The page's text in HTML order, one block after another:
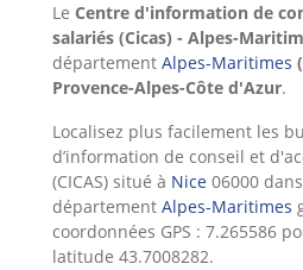
Le Centre d'information de
salariés (Cicas) - Alpes-
département Alpes-Maritimes
Provence-Alpes-Côte d'Azur.
Localisez plus facilement les
d’information de conseil et
(CICAS) situé à Nice 06000
département Alpes-Maritimes
coordonnées GPS : 7.265586
latitude 43.7008282.